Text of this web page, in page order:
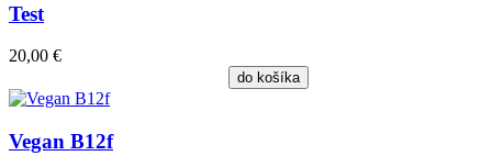
Test
20,00 €
do košíka
Vegan B12f